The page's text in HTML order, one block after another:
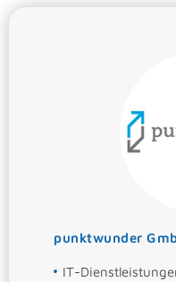
punktwunder
IT-